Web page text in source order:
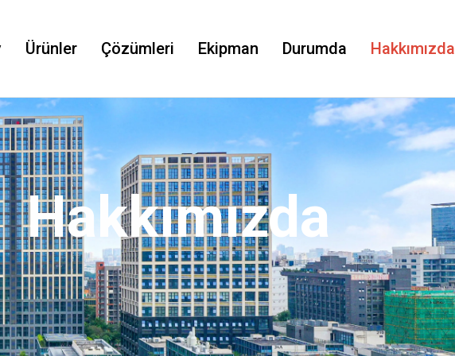
Ürünler Çözümleri Ekipman Durumda Hakkımızda
Hakkımızda